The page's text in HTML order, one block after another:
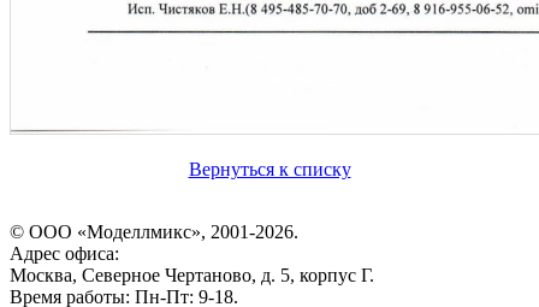
Вернуться к списку
© ООО «Моделлмикс», 2001-2026.
Адрес офиса:
Москва, Северное Чертаново, д. 5, корпус Г.
Время работы: Пн-Пт: 9-18.